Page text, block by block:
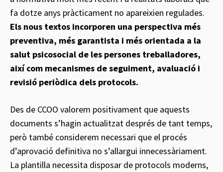
fa dotze anys pràcticament no apareixien regulades.
Els nous textos incorporen una perspectiva més
preventiva, més garantista i més orientada a la
salut psicosocial de les persones treballadores,
així com mecanismes de seguiment, avaluació i
revisió periòdica dels protocols.
Des de CCOO valorem positivament que aquests
documents s’hagin actualitzat després de tant temps,
però també considerem necessari que el procés
d’aprovació definitiva no s’allargui innecessàriament.
La plantilla necessita disposar de protocols moderns,